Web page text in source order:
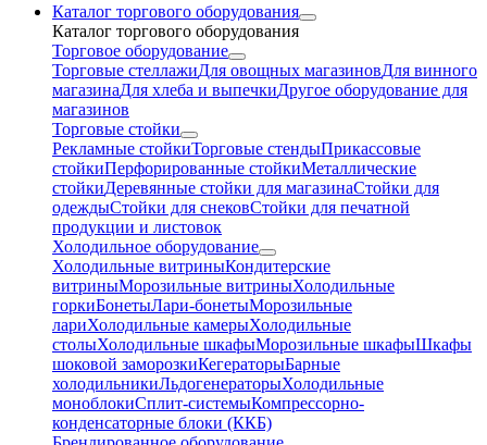
Каталог торгового оборудования
Каталог торгового оборудования
Торговое оборудование
Торговые стеллажиДля овощных магазиновДля винного
магазинаДля хлеба и выпечкиДругое оборудование для
магазинов
Торговые стойки
Рекламные стойкиТорговые стендыПрикассовые
стойкиПерфорированные стойкиМеталлические
стойкиДеревянные стойки для магазинаСтойки для
одеждыСтойки для снековСтойки для печатной
продукции и листовок
Холодильное оборудование
Холодильные витриныКондитерские
витриныМорозильные витриныХолодильные
горкиБонетыЛари-бонетыМорозильные
лариХолодильные камерыХолодильные
столыХолодильные шкафыМорозильные шкафыШкафы
шоковой заморозкиКегераторыБарные
холодильникиЛьдогенераторыХолодильные
моноблокиСплит-системыКомпрессорно-
конденсаторные блоки (ККБ)